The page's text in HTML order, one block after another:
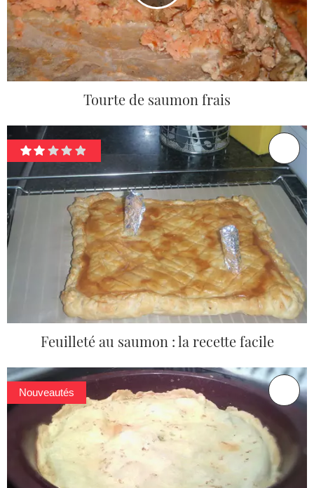
Tourte de saumon frais
Feuilleté au saumon : la recette facile
Nouveautés